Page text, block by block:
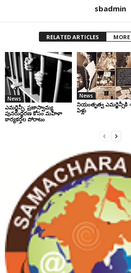
sbadmin
RELATED ARTICLES
News
ఎమర్జెన్సీ: ప్రజాస్వామ్య
పునరుద్ధరణ కోసం మహిళా
కార్యకర్తల పోరాటం
News
నియంతృత్వ ఎమర్జెన్సీకి
ఏళ్లు